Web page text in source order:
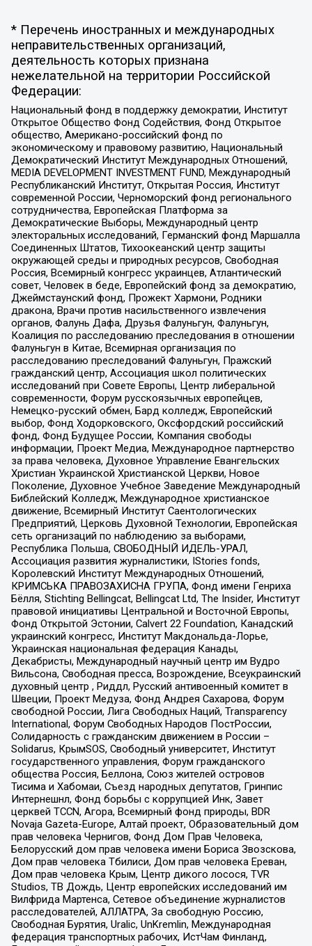
* Перечень иностранных и международных
неправительственных организаций,
деятельность которых признана
нежелательной на территории Российской
Федерации:
Национальный фонд в поддержку демократии, Институт
Открытое Общество Фонд Содействия, Фонд Открытое
общество, Американо-российский фонд по
экономическому и правовому развитию, Национальный
Демократический Институт Международных Отношений,
MEDIA DEVELOPMENT INVESTMENT FUND, Международный
Республиканский Институт, Открытая Россия, Институт
современной России, Черноморский фонд регионального
сотрудничества, Европейская Платформа за
Демократические Выборы, Международный центр
электоральных исследований, Германский фонд Маршалла
Соединенных Штатов, Тихоокеанский центр защиты
окружающей среды и природных ресурсов, Свободная
Россия, Всемирный конгресс украинцев, Атлантический
совет, Человек в беде, Европейский фонд за демократию,
Джеймстаунский фонд, Прожект Хармони, Родники
дракона, Врачи против насильственного извлечения
органов, Фалунь Дафа, Друзья Фалуньгун, Фалуньгун,
Коалиция по расследованию преследования в отношении
Фалуньгун в Китае, Всемирная организация по
расследованию преследований Фалуньгун, Пражский
гражданский центр, Ассоциация школ политических
исследований при Совете Европы, Центр либеральной
современности, Форум русскоязычных европейцев,
Немецко-русский обмен, Бард колледж, Европейский
выбор, Фонд Ходорковского, Оксфордский российский
фонд, Фонд Будущее России, Компания свободы
информации, Проект Медиа, Международное партнерство
за права человека, Духовное Управление Евангельских
Христиан Украинской Христианской Церкви, Новое
Поколение, Духовное Учебное Заведение Международный
Библейский Колледж, Международное христианское
движение, Всемирный Институт Саентологических
Предприятий, Церковь Духовной Технологии, Европейская
сеть организаций по наблюдению за выборами,
Республика Польша, СВОБОДНЫЙ ИДЕЛЬ-УРАЛ,
Ассоциация развития журналистики, IStories fonds,
Королевский Институт Международных Отношений,
КРИМСЬКА ПРАВОЗАХИСНА ГРУПА, Фонд имени Генриха
Бёлля, Stichting Bellingcat, Bellingcat Ltd, The Insider, Институт
правовой инициативы Центральной и Восточной Европы,
Фонд Открытой Эстонии, Calvert 22 Foundation, Канадский
украинский конгресс, Институт Макдональда-Лорье,
Украинская национальная федерация Канады,
Декабристы, Международный научный центр им Вудро
Вильсона, Свободная пресса, Возрождение, Всеукраинский
духовный центр , Риддл, Русский антивоенный комитет в
Швеции, Проект Медуза, Фонд Андрея Сахарова, Форум
свободной России, Лига Свободных Наций, Transparеncy
International, Форум Свободных Народов ПостРоссии,
Солидарность с гражданским движением в России –
Solidarus, КрымSOS, Свободный университет, Институт
государственного управления, Форум гражданского
общества Россия, Беллона, Союз жителей островов
Тисима и Хабомаи, Съезд народных депутатов, Гринпис
Интернешнл, Фонд борьбы с коррупцией Инк, Завет
церквей TCCN, Агора, Всемирный фонд природы, BDR
Novaja Gazeta-Europe, Алтай проект, Образовательный дом
прав человека Чернигов, Фонд Дом Прав Человека,
Белорусский дом прав человека имени Бориса Звозскова,
Дом прав человека Тбилиси, Дом прав человека Ереван,
Дом прав человека Крым, Центр дикого лосося, TVR
Studios, ТВ Дождь, Центр европейских исследований им
Вилфрида Мартенса, Сетевое объединение журналистов
расследователей, АЛЛАТРА, За свободную Россию,
Свободная Бурятия, Uralic, UnKremlin, Международная
федерация транспортных рабочих, ИстЧам Финланд,